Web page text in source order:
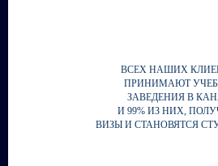
ВСЕХ НАШИХ
ПРИНИМАЮТ
ЗАВЕДЕНИЯ В
И 99% ИЗ НИХ,
ВИЗЫ И СТАНОВЯТСЯ